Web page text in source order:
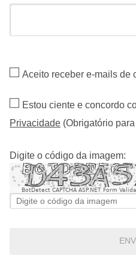
Aceito receber e-mails de
Estou ciente e concordo
Privacidade (Obrigatório
Digite o código da imagem:
BotDetect CAPTCHA ASP.NET Form